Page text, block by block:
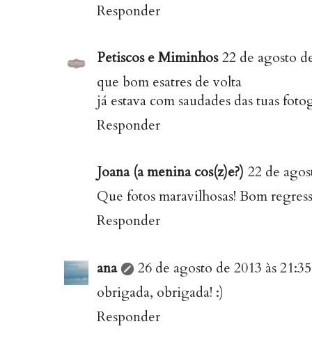
Responder
Petiscos e Miminhos 22 de agosto
que bom esatres de volta
já estava com saudades das tuas
Responder
Joana (a menina cos(z)e?) 22 de
Que fotos maravilhosas! Bom
Responder
ana
26 de agosto de 2013 às 21:35
obrigada, obrigada! :)
Responder